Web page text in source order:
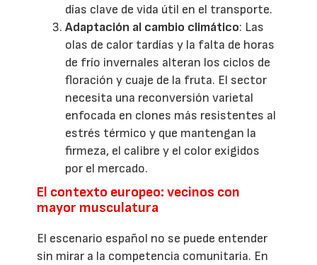
días clave de vida útil en el transporte.
Adaptación al cambio climático: Las
olas de calor tardías y la falta de horas
de frío invernales alteran los ciclos de
floración y cuaje de la fruta. El sector
necesita una reconversión varietal
enfocada en clones más resistentes al
estrés térmico y que mantengan la
firmeza, el calibre y el color exigidos
por el mercado.
El contexto europeo: vecinos con
mayor musculatura
El escenario español no se puede entender
sin mirar a la competencia comunitaria. En